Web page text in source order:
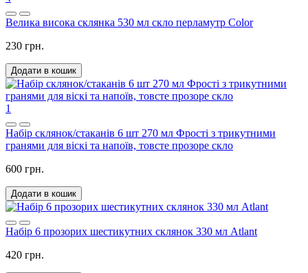
Велика висока склянка 530 мл скло перламутр Color
230 грн.
Додати в кошик
1
Набір склянок/стаканів 6 шт 270 мл Фрості з трикутними
гранями для віскі та напоїв, товсте прозоре скло
600 грн.
Додати в кошик
Набір 6 прозорих шестикутних склянок 330 мл Atlant
420 грн.